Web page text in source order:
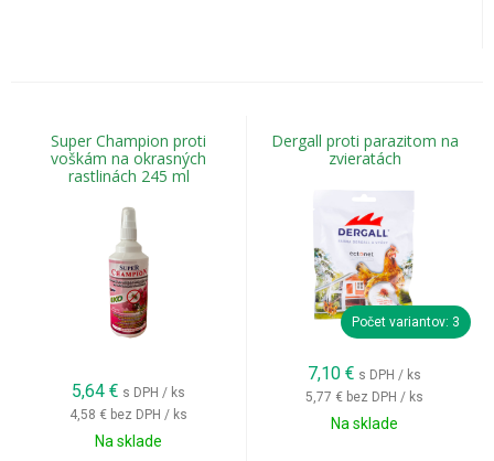
Modernéprípravky proti škodcompomáhajú pri ochrane
rastlín pred širokým spektrom škodlivého hmyzu.
Najčastejšie ide o:
obaľovače,
pásavku zemiakovú,
cikádky,
červce,
Super Champion proti
voškám na okrasných
rastlinách 245 ml
5,64 € s DPH / ks
4,58 € bez DPH / ks
Na sklade
Dergall proti parazitom na
zvieratách
Počet variantov: 3
7,10 € s DPH / ks
5,77 € bez DPH / ks
Na sklade